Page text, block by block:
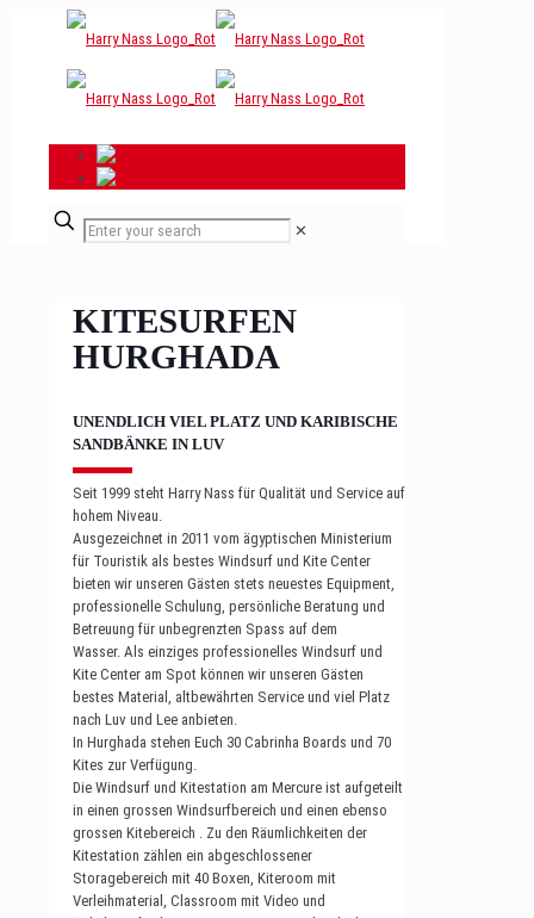
✕
KITESURFEN
HURGHADA
UNENDLICH VIEL PLATZ UND KARIBISCHE
SANDBÄNKE IN LUV
Seit 1999 steht Harry Nass für Qualität und Service auf
hohem Niveau.
Ausgezeichnet in 2011 vom ägyptischen Ministerium
für Touristik als bestes Windsurf und Kite Center
bieten wir unseren Gästen stets neuestes Equipment,
professionelle Schulung, persönliche Beratung und
Betreuung für unbegrenzten Spass auf dem
Wasser. Als einziges professionelles Windsurf und
Kite Center am Spot können wir unseren Gästen
bestes Material, altbewährten Service und viel Platz
nach Luv und Lee anbieten.
In Hurghada stehen Euch 30 Cabrinha Boards und 70
Kites zur Verfügung.
Die Windsurf und Kitestation am Mercure ist aufgeteilt
in einen grossen Windsurfbereich und einen ebenso
grossen Kitebereich . Zu den Räumlichkeiten der
Kitestation zählen ein abgeschlossener
Storagebereich mit 40 Boxen, Kiteroom mit
Verleihmaterial, Classroom mit Video und